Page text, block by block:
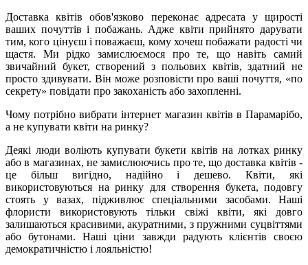
Доставка квітів обов'язково переконає адресата у щирості
ваших почуттів і побажань. Адже квіти прийнято дарувати
тим, кого цінуєш і поважаєш, кому хочеш побажати радості чи
щастя. Ми рідко замислюємося про те, що навіть самий
звичайний букет, створений з польових квітів, здатний не
просто здивувати. Він може розповісти про ваші почуття, «по
секрету» повідати про закоханість або захопленні.
Чому потрібно вибрати інтернет магазин квітів в Парамарібо,
а не купувати квіти на ринку?
Деякі люди воліють купувати букети квітів на лотках ринку
або в магазинах, не замислюючись про те, що доставка квітів -
це більш вигідно, надійно і дешево. Квіти, які
використовуються на ринку для створення букета, подовгу
стоять у вазах, підживлює спеціальними засобами. Наші
флористи використовують тільки свіжі квіти, які довго
залишаються красивими, акуратними, з пружними суцвіттями
або бутонами. Наші ціни завжди радують клієнтів своєю
демократичністю і лояльністю!